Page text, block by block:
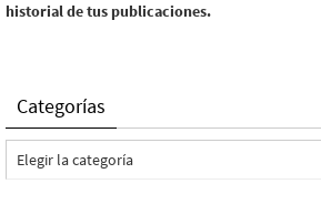
historial de tus publicaciones.
Categorías
Categorías